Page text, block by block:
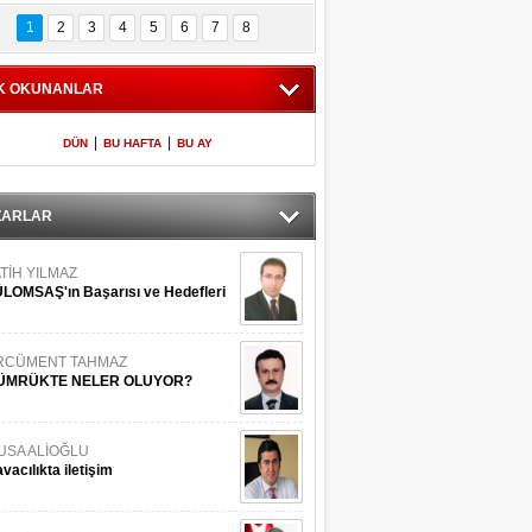
İstanbul
Adaları
600 milletvekilinin
listesi
1 2 3 4 5 6 7 8
OKUNANLAR
DÜN BU HAFTA BU AY
YILMAZ
Başarısı ve Hedefleri
TAHMAZ
NELER OLUYOR?
ALİOĞLU
iletişim